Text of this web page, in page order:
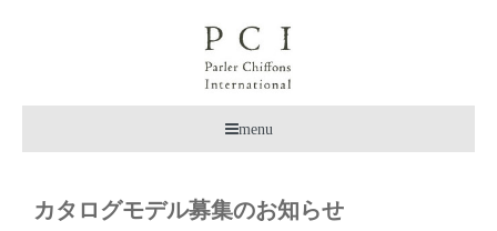
menu
カタログモデル募集のお知らせ